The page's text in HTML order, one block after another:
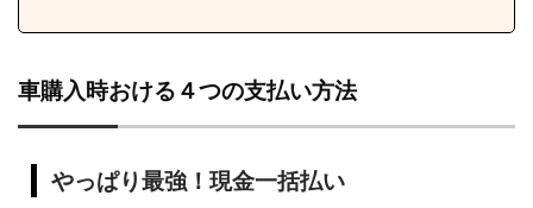
車購入時おける４つの支払い方法
やっぱり最強！現金一括払い